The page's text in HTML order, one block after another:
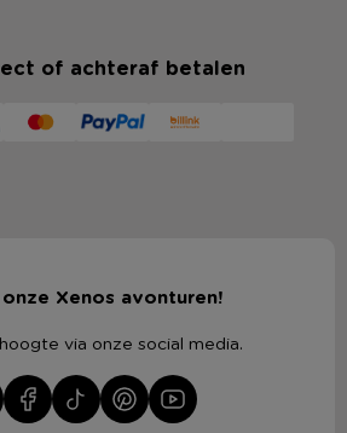
of achteraf betalen
Xenos avonturen!
via onze social media.